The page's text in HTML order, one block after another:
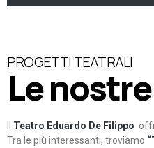
PROGETTI TEATRALI
Le
Teatro Eduardo De Filippo
Tra le più interessanti, troviamo